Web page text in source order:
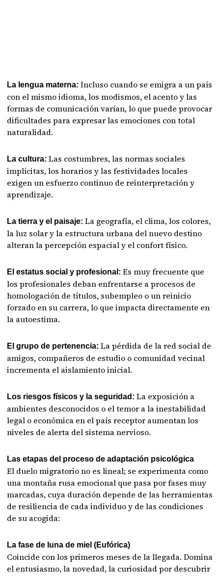
La lengua materna: Incluso cuando se emigra a un país
con el mismo idioma, los modismos, el acento y las
formas de comunicación varían, lo que puede provocar
dificultades para expresar las emociones con total
naturalidad.
La cultura: Las costumbres, las normas sociales
implícitas, los horarios y las festividades locales
exigen un esfuerzo continuo de reinterpretación y
aprendizaje.
La tierra y el paisaje: La geografía, el clima, los colores,
la luz solar y la estructura urbana del nuevo destino
alteran la percepción espacial y el confort físico.
El estatus social y profesional:Es muy frecuente que
los profesionales deban enfrentarse a procesos de
homologación de títulos, subempleo o un reinicio
forzado en su carrera, lo que impacta directamente en
la autoestima.
El grupo de pertenencia: La pérdida de la red social de
amigos, compañeros de estudio o comunidad vecinal
incrementa el aislamiento inicial.
Los riesgos físicos y la seguridad:La exposición a
ambientes desconocidos o el temor a la inestabilidad
legal o económica en el país receptor aumentan los
niveles de alerta del sistema nervioso.
Las etapas del proceso de adaptación psicológica
El duelo migratorio no es lineal; se experimenta como
una montaña rusa emocional que pasa por fases muy
marcadas, cuya duración depende de las herramientas
de resiliencia de cada individuo y de las condiciones
de su acogida:
La fase de luna de miel (Eufórica)
Coincide con los primeros meses de la llegada. Domina
el entusiasmo, la novedad, la curiosidad por descubrir